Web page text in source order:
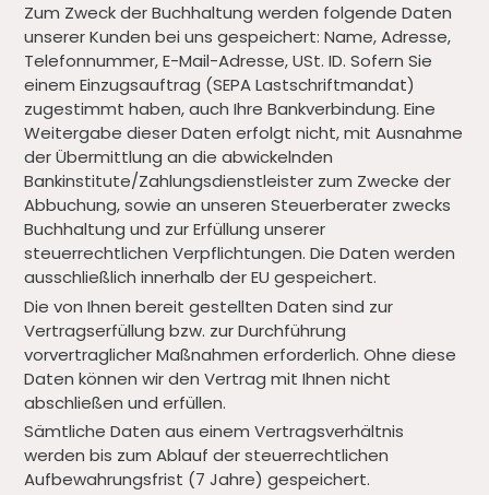
Zum Zweck der Buchhaltung werden folgende Daten
unserer Kunden bei uns gespeichert: Name, Adresse,
Telefonnummer, E-Mail-Adresse, USt. ID. Sofern Sie
einem Einzugsauftrag (SEPA Lastschriftmandat)
zugestimmt haben, auch Ihre Bankverbindung. Eine
Weitergabe dieser Daten erfolgt nicht, mit Ausnahme
der Übermittlung an die abwickelnden
Bankinstitute/Zahlungsdienstleister zum Zwecke der
Abbuchung, sowie an unseren Steuerberater zwecks
Buchhaltung und zur Erfüllung unserer
steuerrechtlichen Verpflichtungen. Die Daten werden
ausschließlich innerhalb der EU gespeichert.
Die von Ihnen bereit gestellten Daten sind zur
Vertragserfüllung bzw. zur Durchführung
vorvertraglicher Maßnahmen erforderlich. Ohne diese
Daten können wir den Vertrag mit Ihnen nicht
abschließen und erfüllen.
Sämtliche Daten aus einem Vertragsverhältnis
werden bis zum Ablauf der steuerrechtlichen
Aufbewahrungsfrist (7 Jahre) gespeichert.